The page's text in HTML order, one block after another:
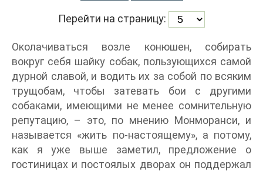
Перейти на страницу:
Околачиваться возле конюшен, собирать
вокруг себя шайку собак, пользующихся самой
дурной славой, и водить их за собой по всяким
трущобам, чтобы затевать бои с другими
собаками, имеющими не менее сомнительную
репутацию, – это, по мнению Монморанси, и
называется «жить по-настоящему», а потому,
как я уже выше заметил, предложение о
гостиницах и постоялых дворах он поддержал